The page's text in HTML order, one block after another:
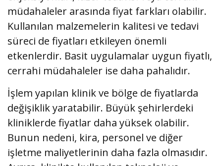
müdahaleler arasında fiyat farkları olabilir.
Kullanılan malzemelerin kalitesi ve tedavi
süreci de fiyatları etkileyen önemli
etkenlerdir. Basit uygulamalar uygun fiyatlı,
cerrahi müdahaleler ise daha pahalıdır.
İşlem yapılan klinik ve bölge de fiyatlarda
değişiklik yaratabilir. Büyük şehirlerdeki
kliniklerde fiyatlar daha yüksek olabilir.
Bunun nedeni, kira, personel ve diğer
işletme maliyetlerinin daha fazla olmasıdır.